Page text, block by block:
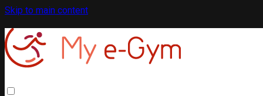
Skip to main content